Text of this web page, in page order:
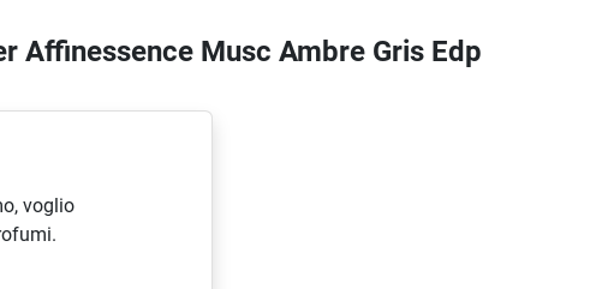
Affinessence Musc Ambre Gris Edp
voglio